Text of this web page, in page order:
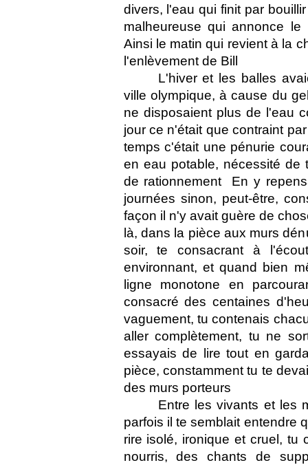
divers, l'eau qui finit par
malheureuse qui annonce le
Ainsi le matin qui revient à la
l'enlèvement de Bill 
L'hiver et les balles
ville olympique, à cause du
ne disposaient plus de l'eau
jour ce n'était que contraint
temps c'était une pénurie
en eau potable, nécessité de
de rationnement  En y
journées sinon, peut-être,
façon il n'y avait guère de
là, dans la pièce aux murs
soir, te consacrant à
environnant, et quand bien
ligne monotone en
consacré des centaines
vaguement, tu contenais
aller complètement, tu ne
essayais de lire tout en
pièce, constamment tu te
des murs porteurs 
Entre les vivants et les
parfois il te semblait entendre
rire isolé, ironique et cruel, tu
nourris, des chants de